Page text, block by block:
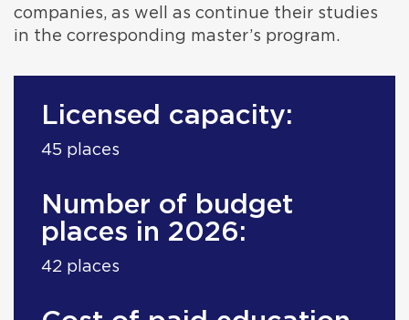
companies, as well as continue their studies
in the corresponding master’s program.
Licensed capacity:
45 places
Number of budget
places in 2026:
42 places